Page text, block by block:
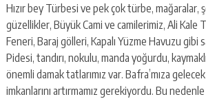
Hızır bey Türbesi ve pek çok türbe, mağaralar,
güzellikler, Büyük Cami ve camilerimiz, Ali Kale
Feneri, Baraj gölleri, Kapalı Yüzme Havuzu gibi
Pidesi, tandırı, nokulu, manda yoğurdu,
önemli damak tatlarımız var. Bafra’mıza
imkanlarını artırmamız gerekiyordu. Bu nedenle